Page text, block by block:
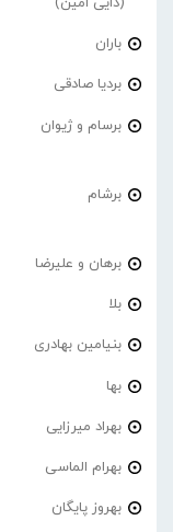
باران
بردیا صادقی
برسام و ژیوان
برشام
برهان و علیرضا
بلا
بنیامین بهادری
بها
بهراد میرزایی
بهرام الماسی
بهروز پایگان